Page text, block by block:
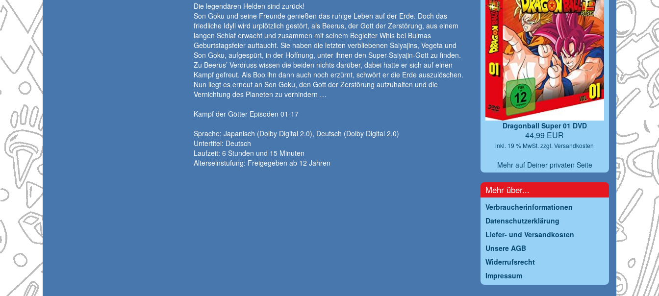
Die legendären Helden sind zurück!
Son Goku und seine Freunde genießen das ruhige Leben auf der Erde. Doch das
friedliche Idyll wird urplötzlich gestört, als Beerus, der Gott der Zerstörung, aus einem
langen Schlaf erwacht und zusammen mit seinem Begleiter Whis bei Bulmas
Geburtstagsfeier auftaucht. Sie haben die letzten verbliebenen Saiyajins, Vegeta und
Son Goku, aufgespürt, in der Hoffnung, unter ihnen den Super-Saiyajin-Gott zu finden.
Zu Beerus’ Verdruss wissen die beiden nichts darüber, dabei hatte er sich auf einen
Kampf gefreut. Als Boo ihn dann auch noch erzürnt, schwört er die Erde auszulöschen.
Nun liegt es erneut an Son Goku, den Gott der Zerstörung aufzuhalten und die
Vernichtung des Planeten zu verhindern …
Kampf der Götter Episoden 01-17
Sprache: Japanisch (Dolby Digital 2.0), Deutsch (Dolby Digital 2.0)
Untertitel: Deutsch
Laufzeit: 6 Stunden und 15 Minuten
Alterseinstufung: Freigegeben ab 12 Jahren
Dragonball Super 01 DVD
44,99 EUR
inkl. 19 % MwSt. zzgl.Versandkosten
Mehr auf Deiner privaten Seite
Mehr über...
Verbraucherinformationen
Datenschutzerklärung
Liefer- und Versandkosten
Unsere AGB
Widerrufsrecht
Impressum